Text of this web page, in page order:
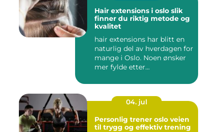
Hair extensions i oslo slik
finner du riktig metode og
kvalitet
hair extensions har blitt en
naturlig del av hverdagen for
mange i Oslo. Noen ønsker
mer fylde etter...
04. jul
Personlig trener oslo veien
til trygg og effektiv trening